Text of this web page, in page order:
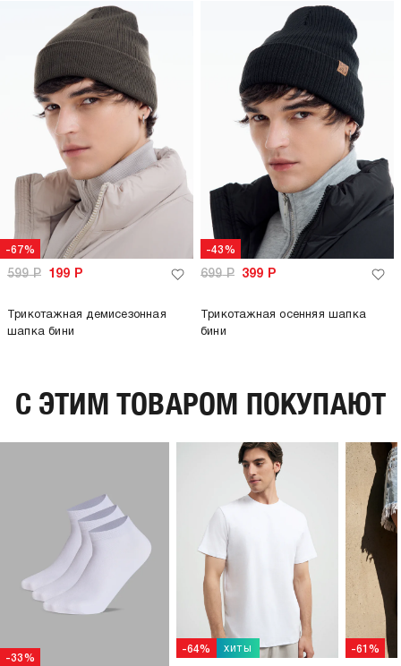
-67%
599Р 199 Р
Трикотажная демисезонная
шапка бини
-43%
699Р 399 Р
Трикотажная осенняя шапка
бини
C ЭТИМ ТОВАРОМ ПОКУПАЮТ
-33%
-64% хиты -61%